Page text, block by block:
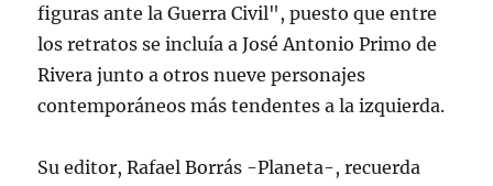
figuras ante la Guerra Civil", puesto que entre
los retratos se incluía a José Antonio Primo de
Rivera junto a otros nueve personajes
contemporáneos más tendentes a la izquierda.
Su editor, Rafael Borrás -Planeta-, recuerda